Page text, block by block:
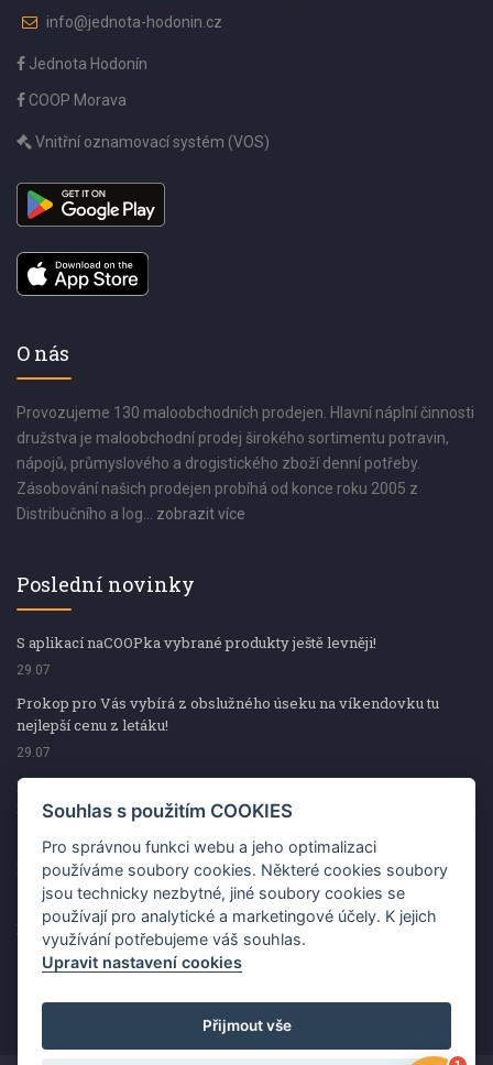
info@jednota-hodonin.cz
Jednota Hodonín
COOP Morava
Vnitřní oznamovací systém (VOS)
O nás
Provozujeme 130 maloobchodních prodejen. Hlavní náplní činnosti
družstva je maloobchodní prodej širokého sortimentu potravin,
nápojů, průmyslového a drogistického zboží denní potřeby.
Zásobování našich prodejen probíhá od konce roku 2005 z
Distribučního a log... zobrazit více
Poslední novinky
S aplikací naCOOPka vybrané produkty ještě levněji!
29.07
Prokop pro Vás vybírá z obslužného úseku na víkendovku tu
nejlepší cenu z letáku!
29.07
Prokop pro Vás vybírá z obslužného úseku na víkendovku tu
nejlepší cenu z letáku!
Kup špekáčky od Váhaly a vyhraj s naCOOPkou sekerku Fiskars
29.07
Prokop pro Vás vybírá na víkendovku ty nejlepší ceny z letáku!
29.07
Souhlas s použitím COOKIES
Pro správnou funkci webu a jeho optimalizaci
používáme soubory cookies. Některé cookies soubory
jsou technicky nezbytné, jiné soubory cookies se
používají pro analytické a marketingové účely. K jejich
využívání potřebujeme váš souhlas.
Upravit nastavení cookies
Přijmout vše